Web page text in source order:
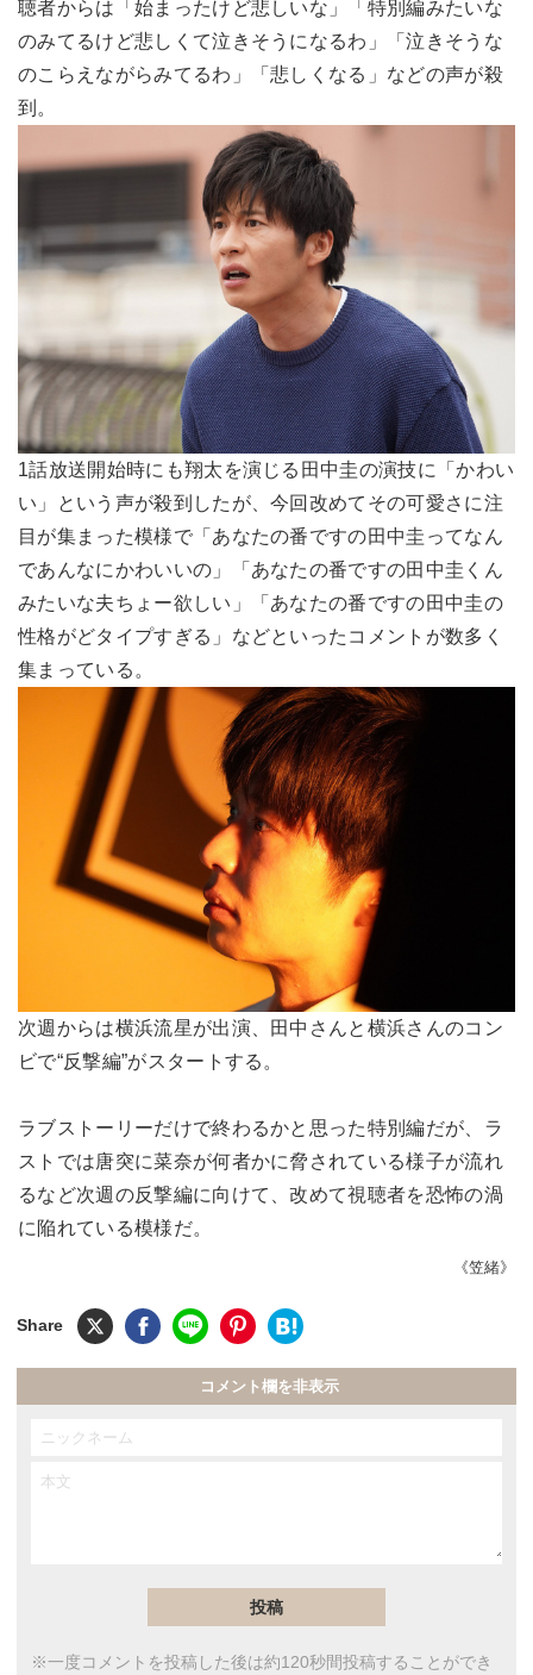
聴者からは「始まったけど悲しいな」「特別編みたいな
のみてるけど悲しくて泣きそうになるわ」「泣きそうな
のこらえながらみてるわ」「悲しくなる」などの声が殺
到。
1話放送開始時にも翔太を演じる田中圭の演技に「かわい
い」という声が殺到したが、今回改めてその可愛さに注
目が集まった模様で「あなたの番ですの田中圭ってなん
であんなにかわいいの」「あなたの番ですの田中圭くん
みたいな夫ちょー欲しい」「あなたの番ですの田中圭の
性格がどタイプすぎる」などといったコメントが数多く
集まっている。
次週からは横浜流星が出演、田中さんと横浜さんのコン
ビで“反撃編”がスタートする。
ラブストーリーだけで終わるかと思った特別編だが、ラ
ストでは唐突に菜奈が何者かに脅されている様子が流れ
るなど次週の反撃編に向けて、改めて視聴者を恐怖の渦
に陥れている模様だ。
《笠緒》
コメント欄を非表示
※一度コメントを投稿した後は約120秒間投稿することができ